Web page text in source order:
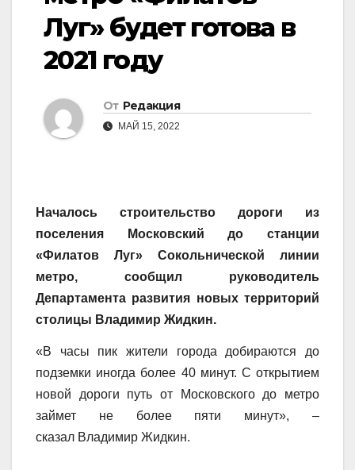
Луг» будет готова в
2021 году
От Редакция
МАЙ 15, 2022
Началось строительство дороги из
поселения Московский до станции
«Филатов Луг» Сокольнической линии
метро, сообщил руководитель
Департамента развития новых территорий
столицы Владимир Жидкин.
«В часы пик жители города добираются до
подземки иногда более 40 минут. С открытием
новой дороги путь от Московского до метро
займет не более пяти минут», –
сказал Владимир Жидкин.